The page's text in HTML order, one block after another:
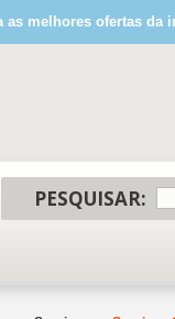
as melhores ofertas da
PESQUISAR: